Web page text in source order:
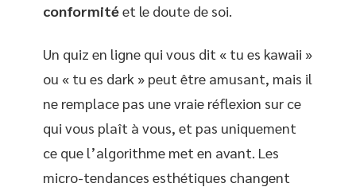
conformitéet le doute de soi.
Un quiz en ligne qui vous dit « tu es kawaii »
ou « tu es dark » peut être amusant, mais il
ne remplace pas une vraie réflexion sur ce
qui vous plaît à vous, et pas uniquement
ce que l’algorithme met en avant. Les
micro-tendances esthétiques changent